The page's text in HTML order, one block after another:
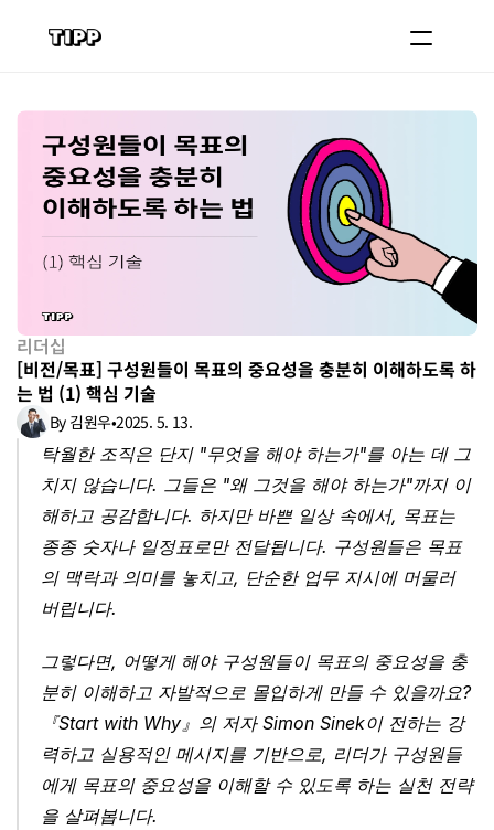
로그인
도입 문의
리더십
[비전/목표] 구성원들이 목표의 중요성을 충분히 이해하도록 하
는 법 (1) 핵심 기술
By 김원우•2025. 5. 13.
탁월한 조직은 단지 "무엇을 해야 하는가"를 아는 데 그
치지 않습니다. 그들은 "왜 그것을 해야 하는가"까지 이
해하고 공감합니다. 하지만 바쁜 일상 속에서, 목표는
종종 숫자나 일정표로만 전달됩니다. 구성원들은 목표
의 맥락과 의미를 놓치고, 단순한 업무 지시에 머물러
버립니다.
그렇다면, 어떻게 해야 구성원들이 목표의 중요성을 충
분히 이해하고 자발적으로 몰입하게 만들 수 있을까요?
『Start with Why』의 저자 Simon Sinek이 전하는 강
력하고 실용적인 메시지를 기반으로, 리더가 구성원들
에게 목표의 중요성을 이해할 수 있도록 하는 실천 전략
을 살펴봅니다.